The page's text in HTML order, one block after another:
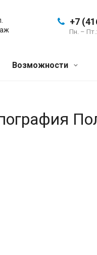
+7
Пн. –
Возможности